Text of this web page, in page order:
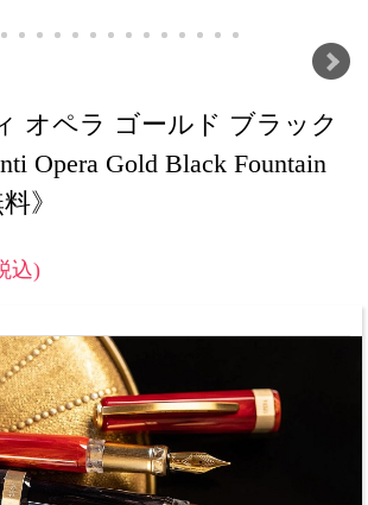
オペラ ゴールド ブラック
Opera Gold Black Fountain
》
込)